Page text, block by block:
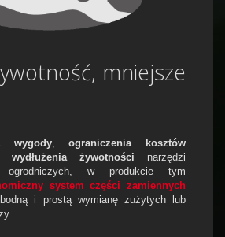
mniejsze
wygody,ograniczenia kosztów
wydłużenia żywotności narzędzi
ogrodniczych, w produkcie tym
system części zamiennych
i prostą wymianę zużytych lub